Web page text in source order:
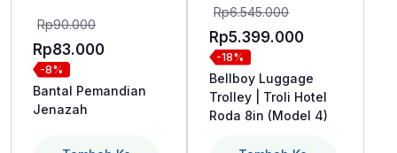
Rp90.000Harga
aslinya
Rp90.000.
Rp83.000Harga
ini
Rp83.000.
-8%
Bantal Pemandian
Jenazah
Rp6.545.000Harga
aslinya
Rp6.545.000.
Rp5.399.000Harga
ini
adalah:
-18%
Bellboy Luggage
Trolley | Troli Hotel
Roda 8in (Model 4)